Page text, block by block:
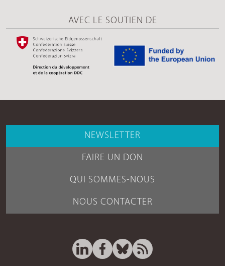
AVEC LE SOUTIEN DE
NEWSLETTER
FAIRE UN DON
QUI SOMMES-NOUS
NOUS CONTACTER